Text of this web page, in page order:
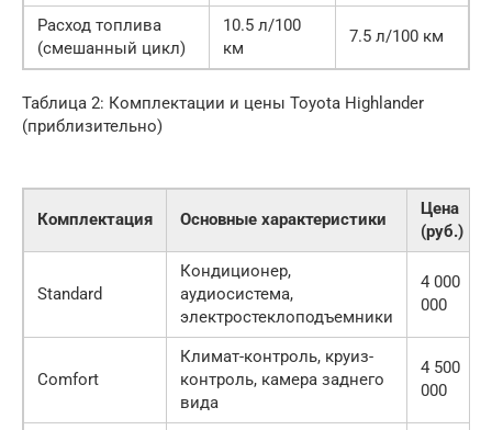
Расход топлива
(смешанный цикл)
10.5 л/100
км
7.5 л/100 км
Таблица 2: Комплектации и цены Toyota Highlander
(приблизительно)
Комплектация Основные характеристики
Цена
(руб.)
Standard
Кондиционер,
аудиосистема,
электростеклоподъемники
4 000
000
Comfort
Климат-контроль, круиз-
контроль, камера заднего
вида
4 500
000